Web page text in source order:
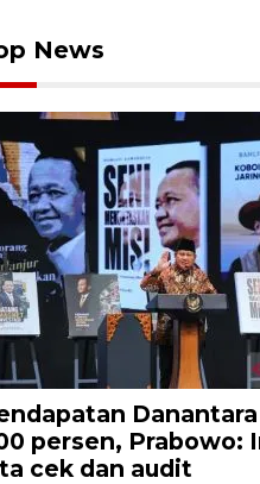
News
persen, Prabowo:
cek dan audit